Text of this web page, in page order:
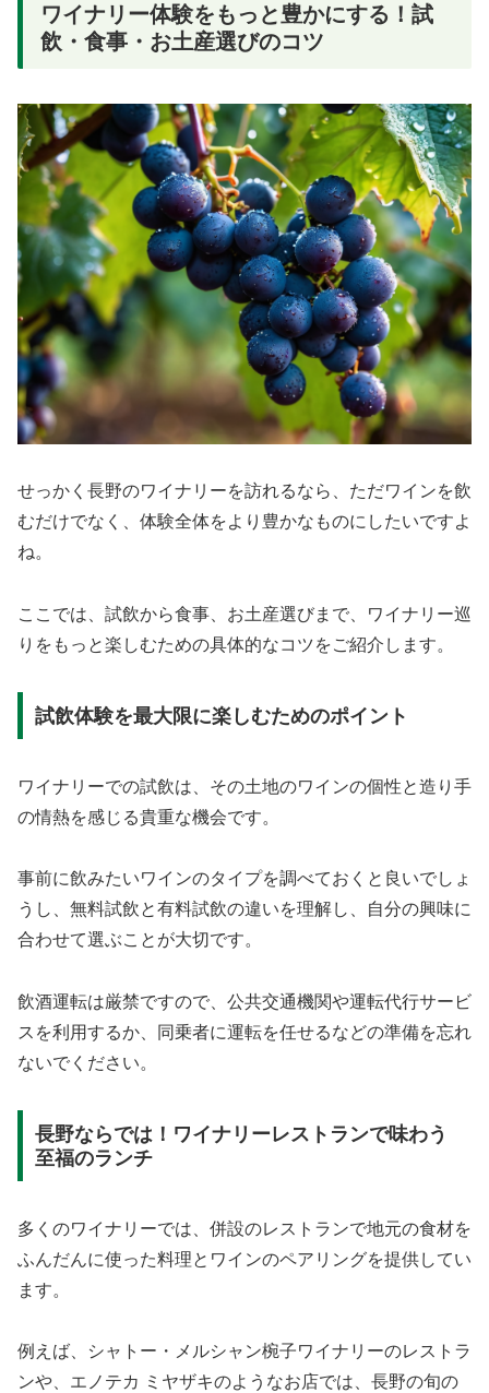
ワイナリー体験をもっと豊かにする！試
飲・食事・お土産選びのコツ
せっかく長野のワイナリーを訪れるなら、ただワインを飲
むだけでなく、体験全体をより豊かなものにしたいですよ
ね。
ここでは、試飲から食事、お土産選びまで、ワイナリー巡
りをもっと楽しむための具体的なコツをご紹介します。
試飲体験を最大限に楽しむためのポイント
ワイナリーでの試飲は、その土地のワインの個性と造り手
の情熱を感じる貴重な機会です。
事前に飲みたいワインのタイプを調べておくと良いでしょ
うし、無料試飲と有料試飲の違いを理解し、自分の興味に
合わせて選ぶことが大切です。
飲酒運転は厳禁ですので、公共交通機関や運転代行サービ
スを利用するか、同乗者に運転を任せるなどの準備を忘れ
ないでください。
長野ならでは！ワイナリーレストランで味わう
至福のランチ
多くのワイナリーでは、併設のレストランで地元の食材を
ふんだんに使った料理とワインのペアリングを提供してい
ます。
例えば、シャトー・メルシャン椀子ワイナリーのレストラ
ンや、エノテカ ミヤザキのようなお店では、長野の旬の